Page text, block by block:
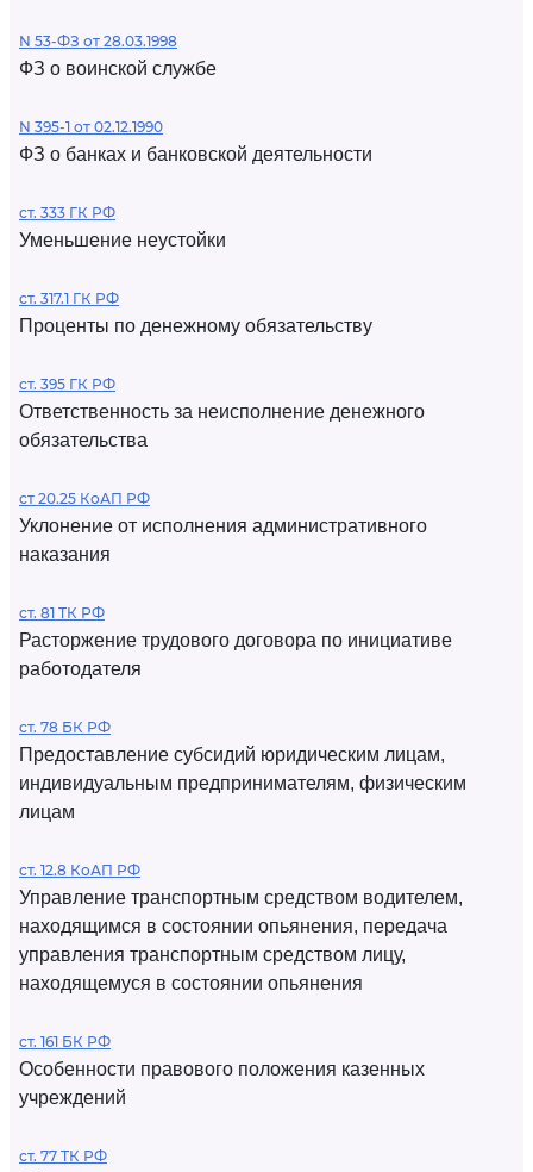
N 53-ФЗ от 28.03.1998
ФЗ о воинской службе
N 395-1 от 02.12.1990
ФЗ о банках и банковской деятельности
ст. 333 ГК РФ
Уменьшение неустойки
ст. 317.1 ГК РФ
Проценты по денежному обязательству
ст. 395 ГК РФ
Ответственность за неисполнение денежного
обязательства
ст 20.25 КоАП РФ
Уклонение от исполнения административного
наказания
ст. 81 ТК РФ
Расторжение трудового договора по инициативе
работодателя
ст. 78 БК РФ
Предоставление субсидий юридическим лицам,
индивидуальным предпринимателям, физическим
лицам
ст. 12.8 КоАП РФ
Управление транспортным средством водителем,
находящимся в состоянии опьянения, передача
управления транспортным средством лицу,
находящемуся в состоянии опьянения
ст. 161 БК РФ
Особенности правового положения казенных
учреждений
ст. 77 ТК РФ